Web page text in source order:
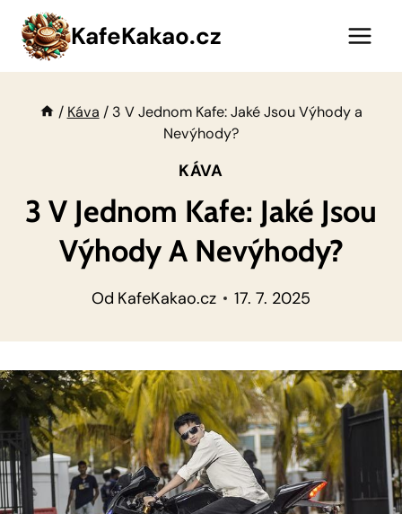
Přeskočit
obsah
KafeKakao.cz
/ Káva / 3 V Jednom Kafe: Jaké Jsou Výhody a
Nevýhody?
KÁVA
3 V Jednom Kafe: Jaké Jsou
Výhody A Nevýhody?
Od KafeKakao.cz 17. 7. 2025